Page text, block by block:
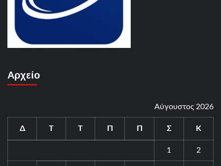
Αρχείο
Αύγουστος 2026
Δ Τ Τ Π Π Σ Κ
1 2